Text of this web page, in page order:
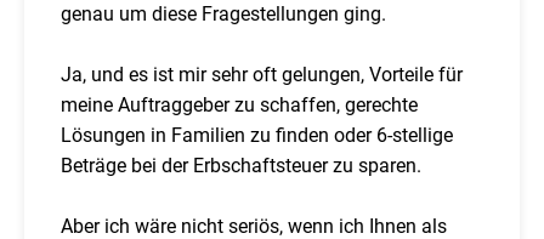
genau um diese Fragestellungen ging.
Ja, und es ist mir sehr oft gelungen, Vorteile für
meine Auftraggeber zu schaffen, gerechte
Lösungen in Familien zu finden oder 6-stellige
Beträge bei der Erbschaftsteuer zu sparen.
Aber ich wäre nicht seriös, wenn ich Ihnen als